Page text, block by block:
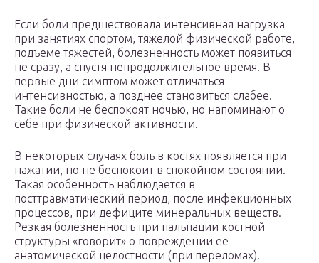
Если боли предшествовала интенсивная нагрузка
при занятиях спортом, тяжелой физической работе,
подъеме тяжестей, болезненность может появиться
не сразу, а спустя непродолжительное время. В
первые дни симптом может отличаться
интенсивностью, а позднее становиться слабее.
Такие боли не беспокоят ночью, но напоминают о
себе при физической активности.
В некоторых случаях боль в костях появляется при
нажатии, но не беспокоит в спокойном состоянии.
Такая особенность наблюдается в
посттравматический период, после инфекционных
процессов, при дефиците минеральных веществ.
Резкая болезненность при пальпации костной
структуры «говорит» о повреждении ее
анатомической целостности (при переломах).